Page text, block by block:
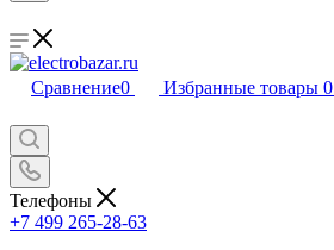
Сравнение0 Избранные товары 0
Телефоны
+7 499 265-28-63